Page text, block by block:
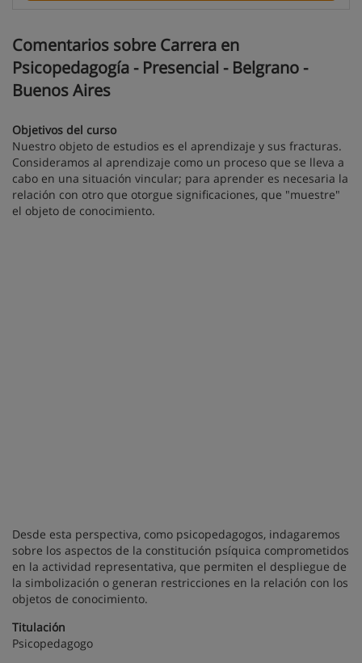
Comentarios sobre Carrera en
Psicopedagogía - Presencial - Belgrano -
Buenos Aires
Objetivos del curso
Nuestro objeto de estudios es el aprendizaje y sus fracturas.
Consideramos al aprendizaje como un proceso que se lleva a
cabo en una situación vincular; para aprender es necesaria la
relación con otro que otorgue significaciones, que "muestre"
el objeto de conocimiento.
Desde esta perspectiva, como psicopedagogos, indagaremos
sobre los aspectos de la constitución psíquica comprometidos
en la actividad representativa, que permiten el despliegue de
la simbolización o generan restricciones en la relación con los
objetos de conocimiento.
Titulación
Psicopedagogo